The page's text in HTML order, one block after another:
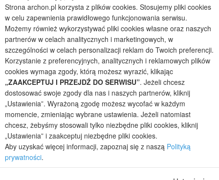
Projekty domów bliźniaczych
Projekty domów nowoczesnych
Projekty domów parterowych
2026 © ARCHON+ Biuro Projektów - Tradycyjne i nowoczesne gotowe
projekty domów - autorska pracownia architektoniczna założona w 1990r.
przez arch. Barbarę Mendel
Z uwagi na ciągłe doskonalenie procesu powstawania projektów (zgodnie z
normą ISO 9001), prezentowane na stronie projekty domów mogą
nieznacznie różnić się od dokumentacji technicznej.
Informujemy, iż w celu optymalizacji treści dostępnych w naszym sklepie,
dostosowania ich do Państwa indywidualnych potrzeb korzystamy z
informacji zapisanych za pomocą plików cookies na urządzeniach
końcowych użytkowników. Pliki cookies użytkownik może kontrolować za
pomocą ustawień swojej przeglądarki internetowej. Dalsze korzystanie z
naszego serwisu internetowego, bez zmiany ustawień przeglądarki
internetowej oznacza, iż użytkownik akceptuje stosowanie plików cookies.
Strona archon.pl korzysta z plików cookies. Stosujemy pliki cookies
w celu zapewnienia prawidłowego funkcjonowania serwisu.
Możemy również wykorzystywać pliki cookies własne oraz naszych
partnerów w celach analitycznych i marketingowych, w
szczególności w celach personalizacji reklam do Twoich preferencji.
Korzystanie z preferencyjnych, analitycznych i reklamowych plików
cookies wymaga zgody, którą możesz wyrazić, klikając
„ZAAKCEPTUJ I PRZEJDŹ DO SERWISU”. Jeżeli chcesz
dostosować swoje zgody dla nas i naszych partnerów, kliknij
„Ustawienia”. Wyrażoną zgodę możesz wycofać w każdym
momencie, zmieniając wybrane ustawienia. Jeżeli natomiast
chcesz, żebyśmy stosowali tylko niezbędne pliki cookies, kliknij
„Ustawienia” i zaakceptuj niezbędne pliki cookies.
Aby uzyskać więcej informacji, zapoznaj się z naszą Polityką
prywatności.